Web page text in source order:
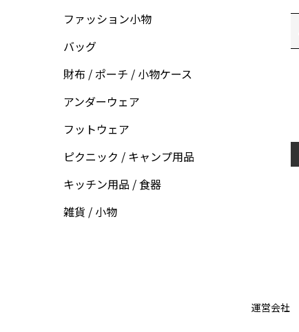
ファッション小物
バッグ
財布 / ポーチ / 小物ケース
アンダーウェア
フットウェア
ピクニック / キャンプ用品
キッチン用品 / 食器
雑貨 / 小物
運営会社